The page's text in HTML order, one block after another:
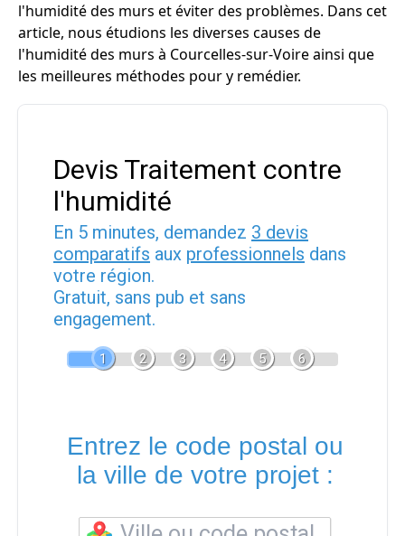
l'humidité des murs et éviter des problèmes. Dans cet
article, nous étudions les diverses causes de
l'humidité des murs à Courcelles-sur-Voire ainsi que
les meilleures méthodes pour y remédier.
Devis Traitement contre
l'humidité
En 5 minutes, demandez 3 devis
comparatifs aux professionnels dans
votre région.
Gratuit, sans pub et sans
engagement.
1 2 3 4 5 6
Entrez le code postal ou
la ville de votre projet :